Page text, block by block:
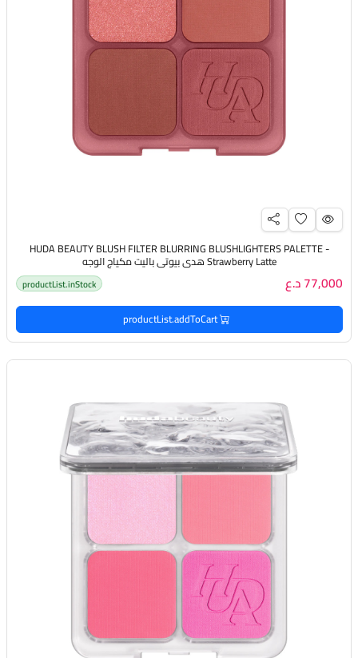
HUDA BEAUTY BLUSH FILTER BLURRING BLUSHLIGHTERS PALETTE -
Strawberry Latte هدى بيوتي باليت مكياج الوجه
77,000 د.ع productList.inStock
productList.addToCart